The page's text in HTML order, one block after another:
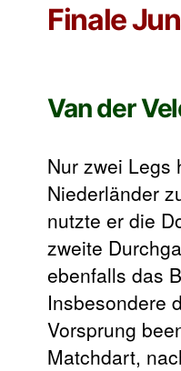
Finale
Van der
Nur zwei Legs
Niederländer
nutzte er die
zweite
ebenfalls das
Insbesondere
Vorsprung
Matchdart,